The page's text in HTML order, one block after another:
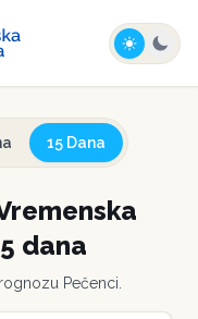
15 Dana
dana
Pečenci